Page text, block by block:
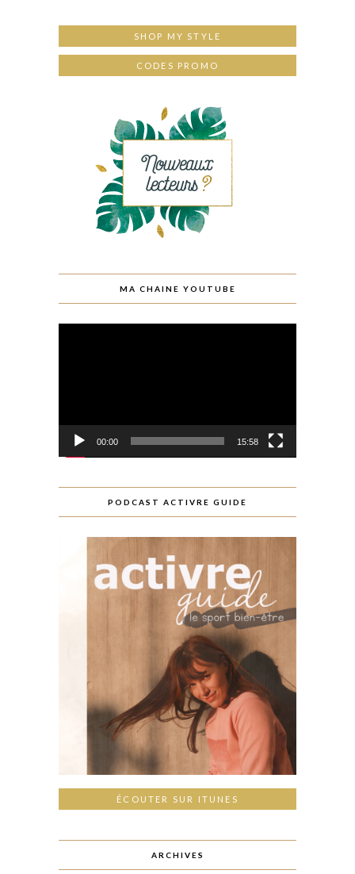
SHOP MY STYLE
CODES PROMO
MA CHAINE YOUTUBE
00:00 15:58
PODCAST ACTIVRE GUIDE
ÉCOUTER SUR ITUNES
ARCHIVES